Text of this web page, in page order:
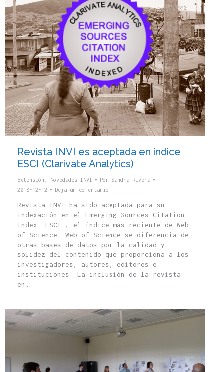
Revista INVI es aceptada en índice
ESCI (Clarivate Analytics)
Extensión Novedades INVI Por Sandra Rivera
2018-12-12
Deja un comentario
Revista INVI ha sido aceptada para su
indexación en el Emerging Sources Citation
Index -ESCI-, el índice más reciente de Web
of Science. Web of Science se diferencia de
otras bases de datos por la calidad y
solidez del contenido que proporciona a los
investigadores, autores, editores e
instituciones. La inclusión de la revista
en…